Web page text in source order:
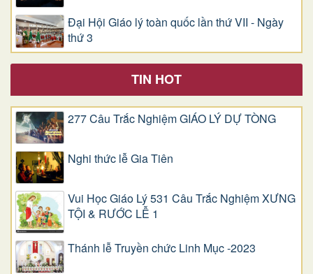
Đại Hội Giáo lý toàn quốc lần thứ VII - Ngày
thứ 3
TIN HOT
277 Câu Trắc Nghiệm GIÁO LÝ DỰ TÒNG
Nghi thức lễ Gia Tiên
Vui Học Giáo Lý 531 Câu Trắc Nghiệm XƯNG
TỘI & RƯỚC LỄ 1
Thánh lễ Truyền chức Linh Mục -2023